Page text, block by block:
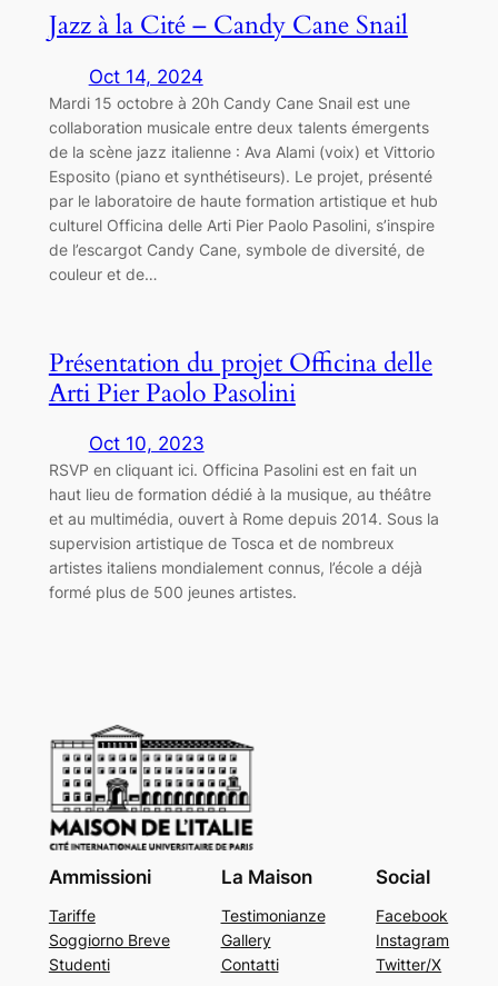
Jazz à la Cité – Candy Cane Snail
Oct 14, 2024
Mardi 15 octobre à 20h Candy Cane Snail est une
collaboration musicale entre deux talents émergents
de la scène jazz italienne : Ava Alami (voix) et Vittorio
Esposito (piano et synthétiseurs). Le projet, présenté
par le laboratoire de haute formation artistique et hub
culturel Officina delle Arti Pier Paolo Pasolini, s’inspire
de l’escargot Candy Cane, symbole de diversité, de
couleur et de…
Présentation du projet Officina delle
Arti Pier Paolo Pasolini
Oct 10, 2023
RSVP en cliquant ici. Officina Pasolini est en fait un
haut lieu de formation dédié à la musique, au théâtre
et au multimédia, ouvert à Rome depuis 2014. Sous la
supervision artistique de Tosca et de nombreux
artistes italiens mondialement connus, l’école a déjà
formé plus de 500 jeunes artistes.
Ammissioni
Tariffe
Soggiorno Breve
Studenti
La Maison
Testimonianze
Gallery
Contatti
Social
Facebook
Instagram
Twitter/X